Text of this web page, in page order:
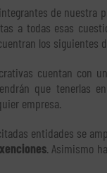
de nuestra
a todas esas
los siguientes
cuentan con
que tenerlas
empresa.
entidades se
. Asimismo